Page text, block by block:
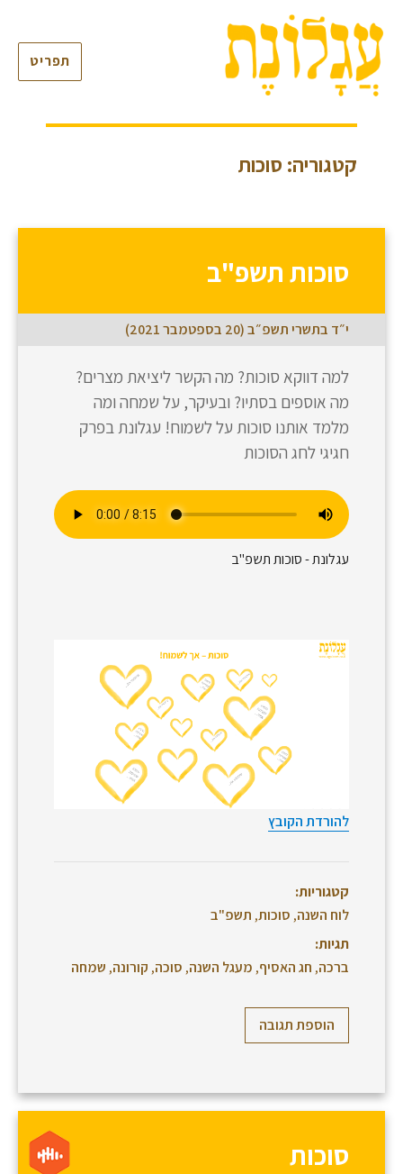
תפריט
קטגוריה: סוכות
סוכות תשפ"ב
י״ד בתשרי תשפ״ב (20 בספטמבר 2021)
למה דווקא סוכות? מה הקשר ליציאת מצרים?
מה אוספים בסתיו? ובעיקר, על שמחה ומה
מלמד אותנו סוכות על לשמוח! עגלונת בפרק
חגיגי לחג הסוכות
עגלונת - סוכות תשפ"ב
להורדת הקובץ
קטגוריות:
לוח השנה, סוכות, תשפ"ב
תגיות:
ברכה, חג האסיף, מעגל השנה, סוכה, קורונה, שמחה
הוספת תגובה
סוכות